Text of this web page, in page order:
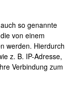
so genannte
von einem
werden. Hierdurch
z. B. IP-Adresse,
Verbindung zum